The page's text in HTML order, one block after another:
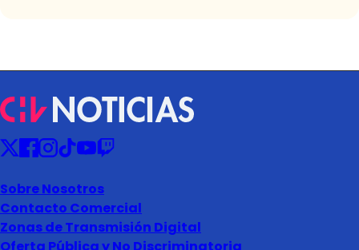
Sobre Nosotros
Contacto Comercial
Zonas de Transmisión Digital
Oferta Pública y No Discriminatoria